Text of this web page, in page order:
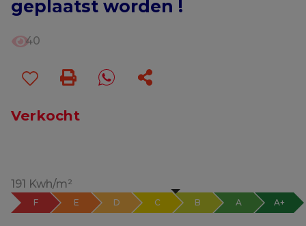
geplaatst worden !
40
Verkocht
191 Kwh/m²
F E D C B A A+